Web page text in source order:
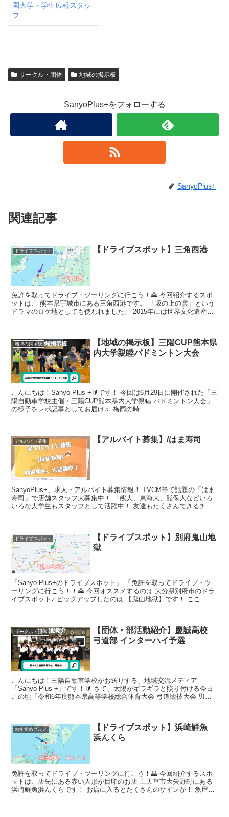
園大学・学生広報スタッ
フ
サークル・団体 地域の掲示板
SanyoPlus+をフォローする
SanyoPlus+
関連記事
ドライブスポット 【ドライブスポット】三角西港
免許を取ってドライブ・ツーリングに行こう！🌄 今回紹介するスポ
ットは、 熊本県宇城市にある三角西港です。 「坂の上の雲」という
ドラマのロケ地としても使われました。 2015年には世界文化遺産に
地域の掲示板
【地域の掲示板】三陽CUP熊本県
内大学親睦バドミントン大会
こんにちは！Sanyo Plus +🔰です！ 今回は6月29日に開催された「三
陽自動車学校主催・三陽CUP熊本県内大学親睦 バドミントン大会」
の様子をレポ記事としてお届け♬ 梅雨の時...
アルバイト募集 【アルバイト募集】/はま寿司
SanyoPlus+、求人・アルバイト募集情報！ TVCM等で話題の「はま
寿司」で店舗スタッフ大募集中！ 「熊大、東海大、熊保大などいろ
いろな大学生もスタッフとして活躍中！ 友達もたくさんできるチャ
ドライブスポット
【ドライブスポット】別府鬼山地
獄
「Sanyo Plus+のドライブスポット」 「免許を取ってドライブ・ツ
ーリングに行こう！！🌄 今回オススメするのは 大分県別府市のドラ
イブスポット♪ ピックアップしたのは 【鬼山地獄】です！ ここ...
サークル・団体
【団体・部活動紹介】慶誠高校
弓道部 インターハイ予選
こんにちは！三陽自動車学校がお送りする、地域交流メディア
「Sanyo Plus +」です！🔰 さて、太陽がギラギラと照り付ける今日
この頃「令和6年度熊本県高等学校総合体育大会 弓道競技大会 男
おすすめグルメ
【ドライブスポット】浜崎鮮魚
浜んくら
免許を取ってドライブ・ツーリングに行こう！🌄 今回紹介するスポ
ットは、店先にある赤い人形が目印のお店 上天草市大矢野町にある
浜崎鮮魚浜んくらです！ お店に入るとたくさんのサインが！ 魚屋さ